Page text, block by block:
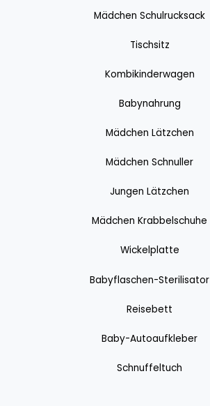
Mädchen Schulrucksack
Tischsitz
Kombikinderwagen
Babynahrung
Mädchen Lätzchen
Mädchen Schnuller
Jungen Lätzchen
Mädchen Krabbelschuhe
Wickelplatte
Babyflaschen-Sterilisator
Reisebett
Baby-Autoaufkleber
Schnuffeltuch